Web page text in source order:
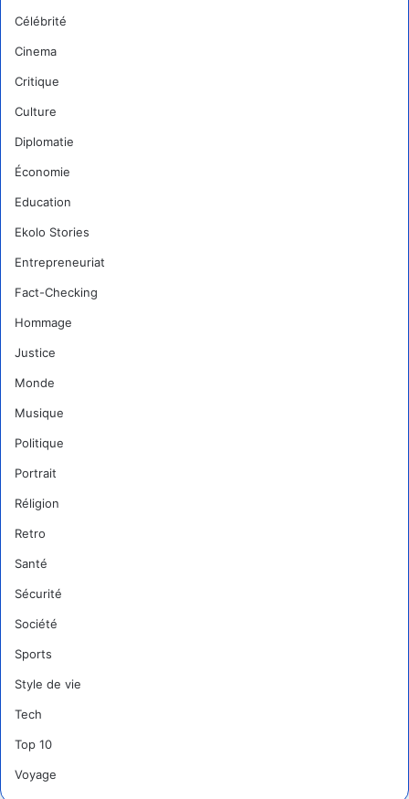
Célébrité
Cinema
Critique
Culture
Diplomatie
Économie
Education
Ekolo Stories
Entrepreneuriat
Fact-Checking
Hommage
Justice
Monde
Musique
Politique
Portrait
Réligion
Retro
Santé
Sécurité
Société
Sports
Style de vie
Tech
Top 10
Voyage